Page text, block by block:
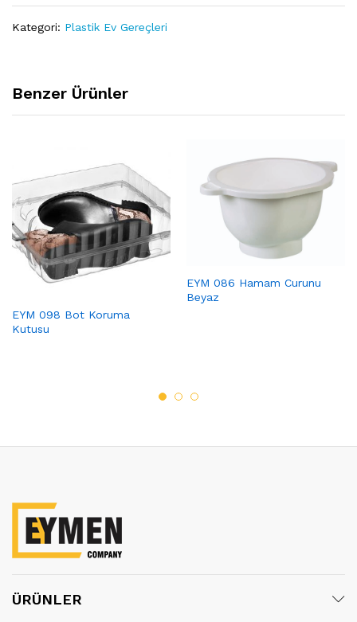
Kategori: Plastik Ev Gereçleri
Benzer Ürünler
EYM 098 Bot Koruma
Kutusu
EYM 086 Hamam Curunu
Beyaz
ÜRÜNLER